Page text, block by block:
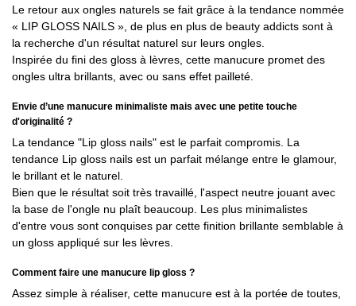
Le retour aux ongles naturels se fait grâce à la tendance nommée
« LIP GLOSS NAILS », de plus en plus de beauty addicts sont à
la recherche d'un résultat naturel sur leurs ongles.
Inspirée du fini des gloss à lèvres, cette manucure promet des
ongles ultra brillants, avec ou sans effet pailleté.
Envie d’une manucure minimaliste mais avec une petite touche
d'originalité ?
La tendance "Lip gloss nails" est le parfait compromis. La
tendance Lip gloss nails est un parfait mélange entre le glamour,
le brillant et le naturel.
Bien que le résultat soit très travaillé, l'aspect neutre jouant avec
la base de l'ongle nu plaît beaucoup. Les plus minimalistes
d'entre vous sont conquises par cette finition brillante semblable à
un gloss appliqué sur les lèvres.
Comment faire une manucure lip gloss ?
Assez simple à réaliser, cette manucure est à la portée de toutes,